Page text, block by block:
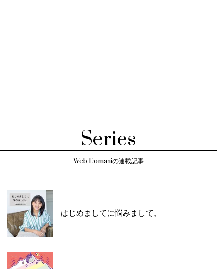
Series
Web Domaniの連載記事
はじめましてに悩みまして。